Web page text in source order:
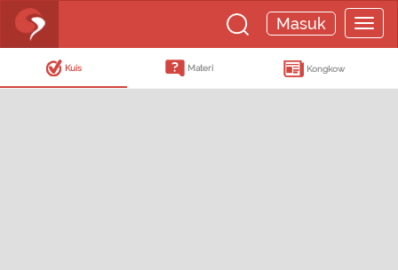
Masuk
Kuis Materi Kongkow